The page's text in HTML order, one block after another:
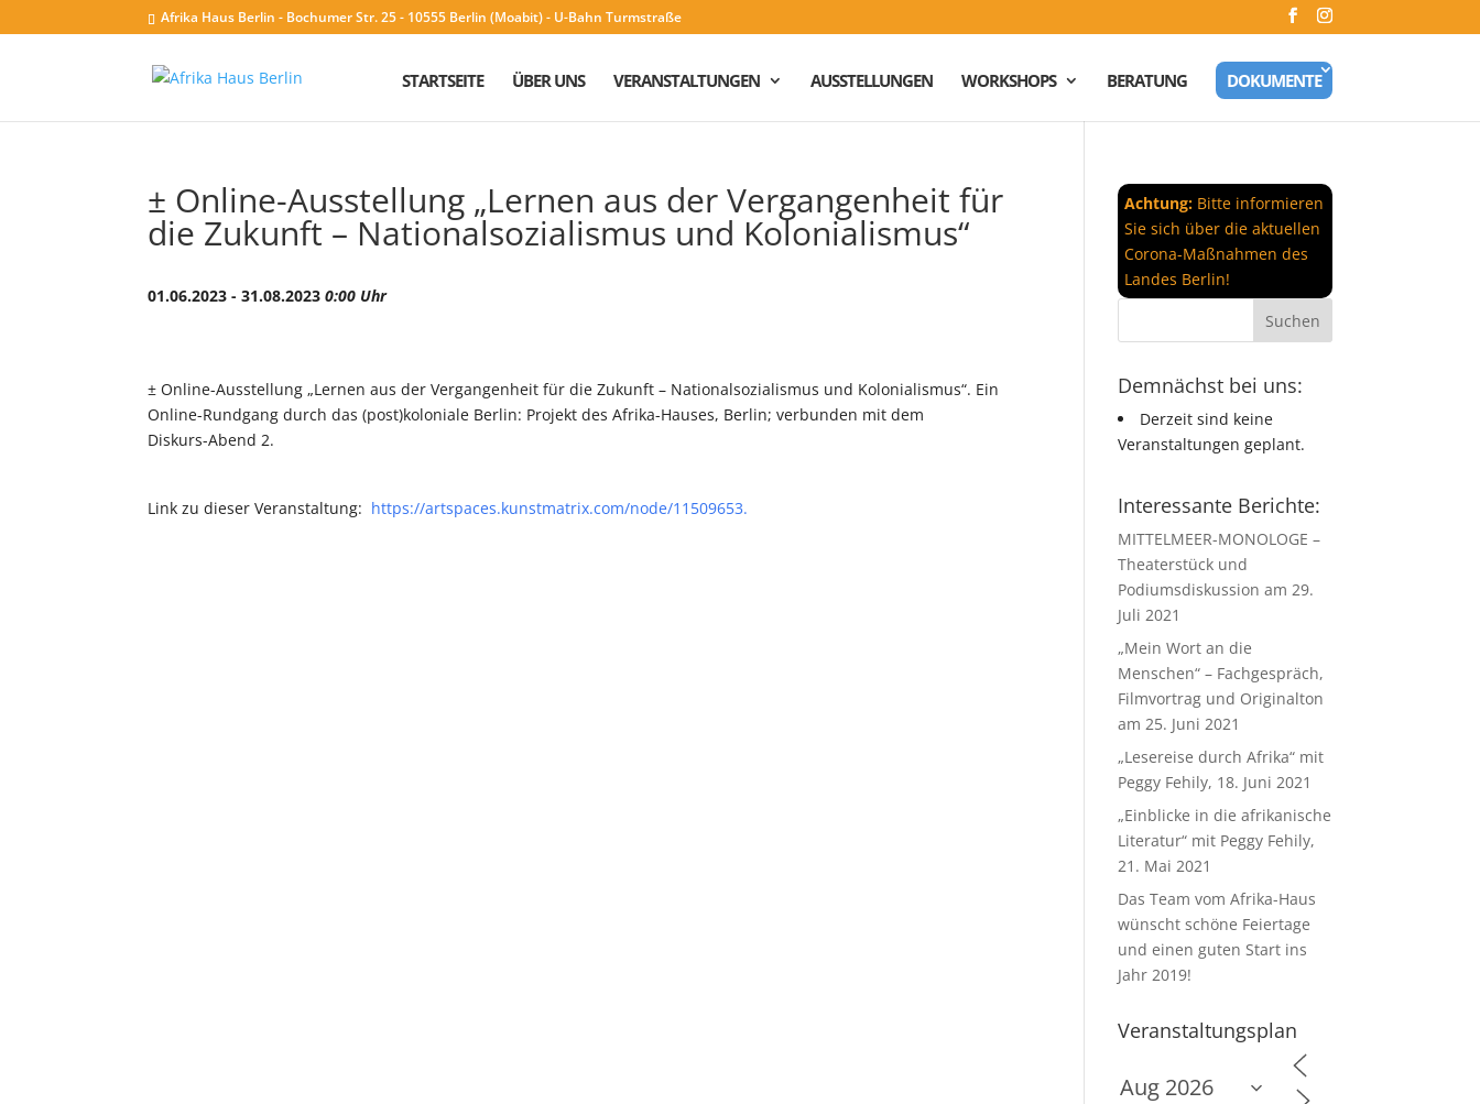
Afrika Haus Berlin - Bochumer Str. 25 - 10555 Berlin (Moabit) - U-Bahn Turmstraße
STARTSEITE ÜBER UNS VERANSTALTUNGEN AUSSTELLUNGEN WORKSHOPS BERATUNG DOKUMENTE
± Online-Ausstellung „Lernen aus der Vergangenheit für
die Zukunft – Nationalsozialismus und Kolonialismus“
01.06.2023 - 31.08.20230:00 Uhr
± Online-Ausstellung „Lernen aus der Vergangenheit für die Zukunft – Nationalsozialismus und Kolonialismus“. Ein
Online-Rundgang durch das (post)koloniale Berlin: Projekt des Afrika-Hauses, Berlin; verbunden mit dem
Diskurs-Abend 2.
Link zu dieser Veranstaltung: https://artspaces.kunstmatrix.com/node/11509653.
Achtung: Bitte informieren
Sie sich über die aktuellen
Corona-Maßnahmen des
Landes Berlin!
Demnächst bei uns:
Derzeit sind keine
Veranstaltungen geplant.
Interessante Berichte:
MITTELMEER-MONOLOGE –
Theaterstück und
Podiumsdiskussion am 29.
Juli 2021
„Mein Wort an die
Menschen“ – Fachgespräch,
Filmvortrag und Originalton
am 25. Juni 2021
„Lesereise durch Afrika“ mit
Peggy Fehily, 18. Juni 2021
„Einblicke in die afrikanische
Literatur“ mit Peggy Fehily,
21. Mai 2021
Das Team vom Afrika-Haus
wünscht schöne Feiertage
und einen guten Start ins
Jahr 2019!
Veranstaltungsplan